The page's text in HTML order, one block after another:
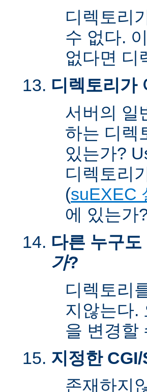
디렉토리
수 없다.
없다면 디
디렉토리가
서버의 일
하는 디렉
있는가?
디렉토리
(suEXEC
에 있는가
다른 누구
가?
디렉토리
지않는다.
을 변경할
지정한
존재하지